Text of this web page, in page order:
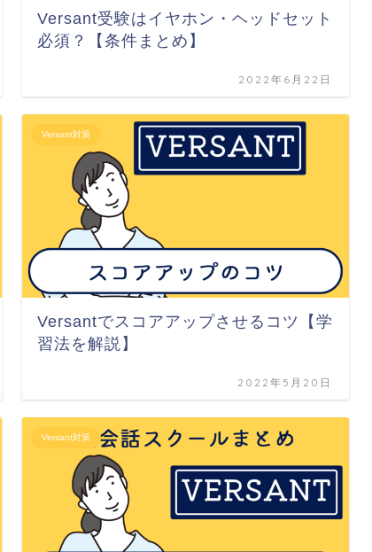
Versant受験はイヤホン・ヘッドセット
必須？【条件まとめ】
2022年6月22日
Versant対策
Versantでスコアアップさせるコツ【学
習法を解説】
2022年5月20日
Versant対策